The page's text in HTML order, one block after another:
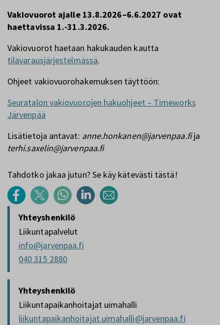
Vakiovuorot ajalle 13.8.2026–6.6.2027 ovat
haettavissa 1.-31.3.2026.
Vakiovuorot haetaan hakukauden kautta
tilavarausjärjestelmässä.
Ohjeet vakiovuorohakemuksen täyttöön:
Seuratalon vakiovuorojen hakuohjeet – Timeworks
Järvenpää
Lisätietoja antavat: anne.honkanen@jarvenpaa.fija
terhi.saxelin@jarvenpaa.fi
Tahdotko jakaa jutun? Se käy kätevästi tästä!
Yhteyshenkilö
Liikuntapalvelut
info@jarvenpaa.fi
040 315 2880
Yhteyshenkilö
Liikuntapaikanhoitajat uimahalli
liikuntapaikanhoitajat.uimahalli@jarvenpaa.fi